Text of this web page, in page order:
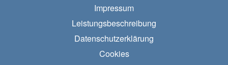
Impressum
Leistungsbeschreibung
Datenschutzerklärung
Cookies